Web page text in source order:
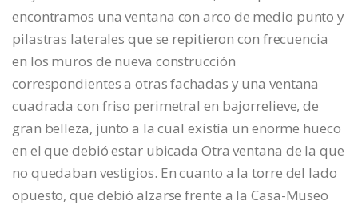
encontramos una ventana con arco de medio punto y
pilastras laterales que se repitieron con frecuencia
en los muros de nueva construcción
correspondientes a otras fachadas y una ventana
cuadrada con friso perimetral en bajorrelieve, de
gran belleza, junto a la cual existía un enorme hueco
en el que debió estar ubicada Otra ventana de la que
no quedaban vestigios. En cuanto a la torre del lado
opuesto, que debió alzarse frente a la Casa-Museo